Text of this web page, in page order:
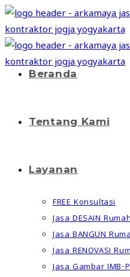
Skip
to
content
Beranda
Tentang Kami
Layanan
FREE Konsultasi
Jasa DESAIN
Jasa BANGUN
Jasa RENOVASI
Jasa Gambar IMB-